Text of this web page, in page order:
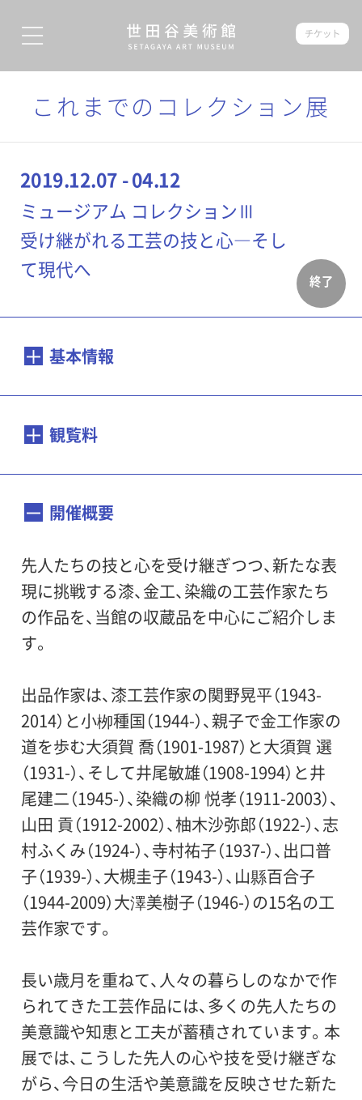
チケット
これまでのコレクション展
終了
2019.12.07 - 04.12
ミュージアム コレクションⅢ
受け継がれる工芸の技と心―そし
て現代へ
基本情報
2019年12月7日（土）～2020年4月12日（日）
10:00～18:00（入場は17:30まで）
休館日：
毎週月曜日(祝・休日の場合は開館、翌平日休
※1月13日（月・祝）は開館、翌1月14日（火）は
休館。2月24日（月・振替休日）は開館、翌2月
25日（火）は休館。
会場：
世田谷美術館 2階展示室
観覧料
（個人）
円 ／中小生100円
（団体）
一般
団体は20名以上（事前にご連絡下さい）
小・中学生：土曜、日曜、祝・休日は無料
障害者の方：個人は100円（団体は80円）。
ただし小中高大学生の障害者は無料。介助
者(当該障害者1名につき1名)は無料
学生証・障害者手帳など、確認できるもの
をご提示ください
同時開催の企画展チケットで本展をご覧
いただけます
開催概要
先人たちの技と心を受け継ぎつつ、新たな表
現に挑戦する漆、金工、染織の工芸作家たち
の作品を、当館の収蔵品を中心にご紹介しま
す。
出品作家は、漆工芸作家の関野晃平（1943-
2014）と小栁種国（1944-）、親子で金工作家の
道を歩む大須賀 喬（1901-1987）と大須賀 選
（1931-）、そして井尾敏雄（1908-1994）と井
尾建二（1945-）、染織の柳 悦孝（1911-2003）、
山田 貢（1912-2002）、柚木沙弥郎（1922-）、志
村ふくみ（1924-）、寺村祐子（1937-）、出口普
子（1939-）、大槻圭子（1943-）、山縣百合子
（1944-2009）大澤美樹子（1946-）の15名の工
芸作家です。
長い歳月を重ねて、人々の暮らしのなかで作
られてきた工芸作品には、多くの先人たちの
美意識や知恵と工夫が蓄積されています。本
展では、こうした先人の心や技を受け継ぎな
がら、今日の生活や美意識を反映させた新た